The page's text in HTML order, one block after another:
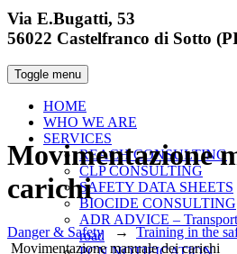
Via E.Bugatti, 53
56022 Castelfranco di Sotto
Toggle menu
HOME
WHO WE ARE
SERVICES
REACH CONSULTING
CLP CONSULTING
SAFETY DATA SHEETS
BIOCIDE CONSULTING
ADR ADVICE –
road
Movimentazione
carichi
Danger & Safety → Training in the
Movimentazione manuale dei carichi